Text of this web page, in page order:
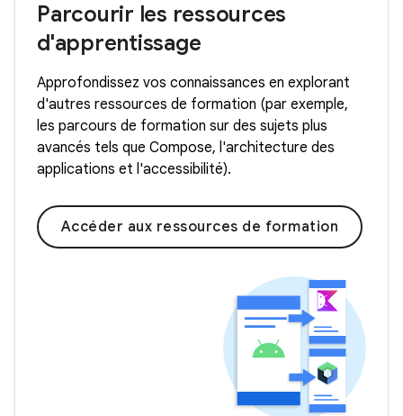
Parcourir les ressources
d'apprentissage
Approfondissez vos connaissances en explorant
d'autres ressources de formation (par exemple,
les parcours de formation sur des sujets plus
avancés tels que Compose, l'architecture des
applications et l'accessibilité).
Accéder aux ressources de formation